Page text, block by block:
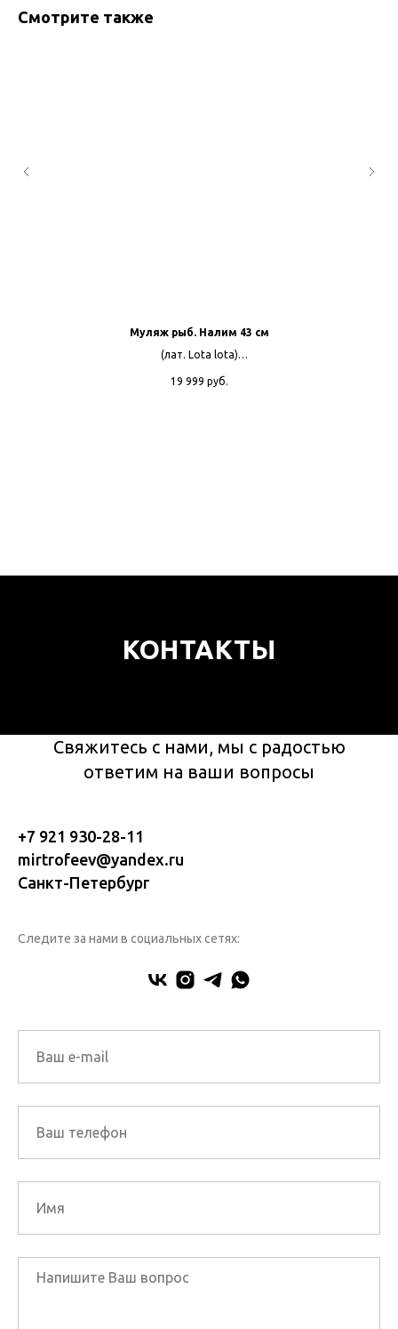
Смотрите также
Муляж рыб. Налим 43 см
(лат. Lota lota)
Вес рыбы при жизни 0,5 кг.
19 999 руб.
КОНТАКТЫ
Свяжитесь с нами, мы с радостью
ответим на ваши вопросы
+7 921 930-28-11
mirtrofeev@yandex.ru
Санкт-Петербург
Следите за нами в социальных сетях: